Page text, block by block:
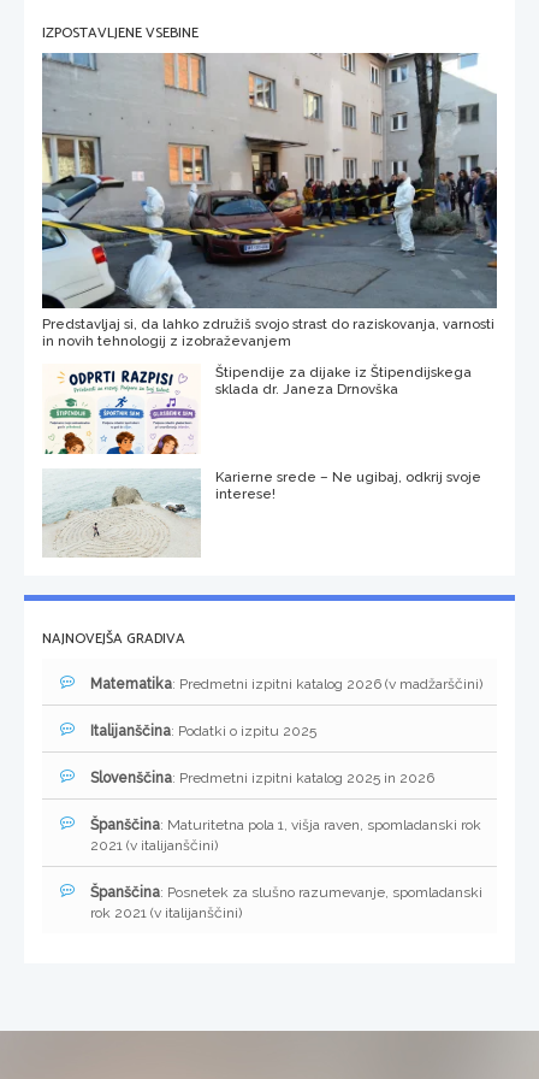
IZPOSTAVLJENE VSEBINE
Predstavljaj si, da lahko združiš svojo strast do raziskovanja, varnosti
in novih tehnologij z izobraževanjem
Štipendije za dijake iz Štipendijskega
sklada dr. Janeza Drnovška
Karierne srede – Ne ugibaj, odkrij svoje
interese!
NAJNOVEJŠA GRADIVA
Matematika: Predmetni izpitni katalog 2026 (v madžarščini)
Italijanščina: Podatki o izpitu 2025
Slovenščina: Predmetni izpitni katalog 2025 in 2026
Španščina: Maturitetna pola 1, višja raven, spomladanski rok
2021 (v italijanščini)
Španščina: Posnetek za slušno razumevanje, spomladanski
rok 2021 (v italijanščini)